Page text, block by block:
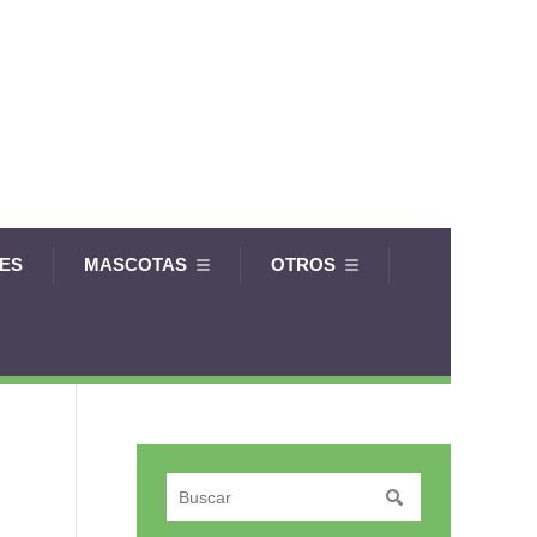
MASCOTAS OTROS